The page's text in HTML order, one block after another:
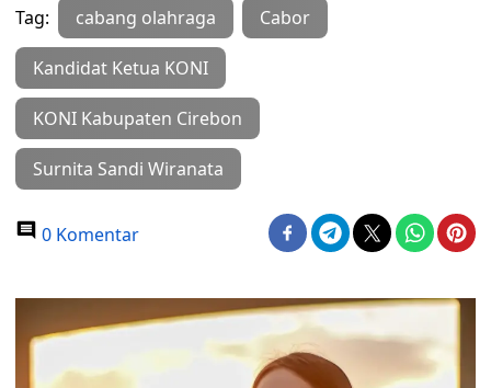
Tag: cabang olahraga Cabor
Kandidat Ketua KONI
KONI Kabupaten Cirebon
Surnita Sandi Wiranata
0 Komentar